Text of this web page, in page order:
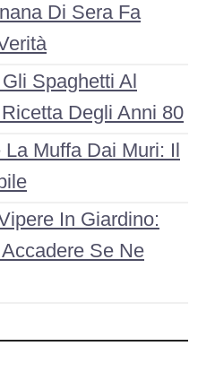
Di Sera Fa
Spaghetti Al
Degli Anni 80
Muffa Dai Muri: Il
In Giardino:
Se Ne